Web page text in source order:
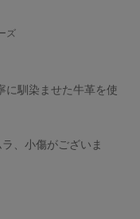
ズ
に馴染ませた牛革を使
、小傷がございま